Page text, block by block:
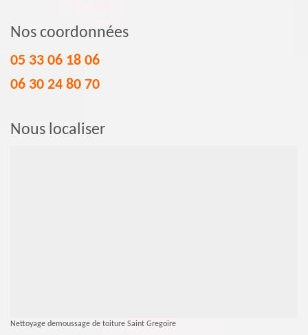
Nos coordonnées
05 33 06 18 06
06 30 24 80 70
Nous localiser
Nettoyage demoussage de toiture Saint Gregoire